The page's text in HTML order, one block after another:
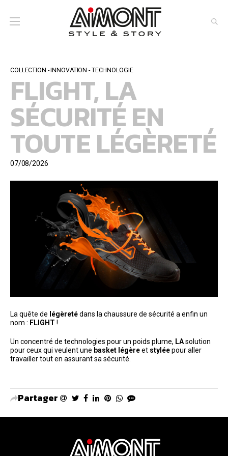
COLLECTION - INNOVATION - TECHNOLOGIE
FLIGHT, LA
SÉCURITÉ EN
TOUTE LÉGÈRETÉ
07/08/2026
La quête de légèretédans la chaussure de sécurité a enfin un
nom : FLIGHT !
Un concentré de technologies pour un poids plume, LAsolution
pour ceux qui veulent une basket légèreet styléepour aller
travailler tout en assurant sa sécurité.
Partager